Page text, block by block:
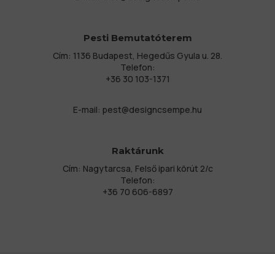
Pesti Bemutatóterem
Cím: 1136 Budapest, Hegedűs Gyula u. 28.
Telefon:
+36 30 103-1371
E-mail: pest@designcsempe.hu
Raktárunk
Cím: Nagytarcsa, Felső ipari körút 2/c
Telefon:
+36 70 606-6897